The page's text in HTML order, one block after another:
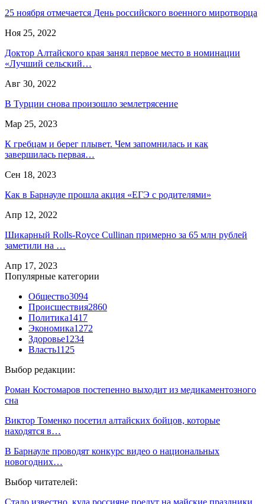
25 ноября отмечается День российского военного миротворца
Ноя 25, 2022
Доктор Алтайского края занял первое место в номинации
«Лучший сельский…
Авг 30, 2022
В Турции снова произошло землетрясение
Мар 25, 2023
К гребцам и берег плывет. Чем запомнилась и как
завершилась первая…
Сен 18, 2023
Как в Барнауле прошла акция «ЕГЭ с родителями»
Апр 12, 2022
Шикарный Rolls-Royce Cullinan примерно за 65 млн рублей
заметили на …
Апр 17, 2023
Популярные категории
Общество3094
Происшествия2860
Политика1417
Экономика1272
Здоровье1234
Власть1125
Выбор редакции:
Роман Костомаров постепенно выходит из медикаментозного
сна
Виктор Томенко посетил алтайских бойцов, которые
находятся в…
В Барнауле проводят конкурс видео о национальных
новогодних…
Выбор читателей:
Стало известно, куда россияне поедут на майские праздники